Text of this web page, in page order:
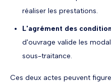
réaliser les prestations.
L'agrément des
d'ouvrage valide les
sous-traitance.
Ces deux actes peuvent